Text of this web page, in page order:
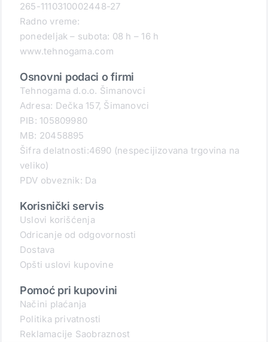
265-1110310002448-27
Radno vreme:
ponedeljak – subota: 08 h – 16 h
www.tehnogama.com
Osnovni podaci o firmi
Tehnogama d.o.o. Šimanovci
Adresa: Dečka 157, Šimanovci
PIB: 105809980
MB: 20458895
Šifra delatnosti:4690 (nespecijizovana trgovina na
veliko)
PDV obveznik: Da
Korisnički servis
Uslovi korišćenja
Odricanje od odgovornosti
Dostava
Opšti uslovi kupovine
Pomoć pri kupovini
Načini plaćanja
Politika privatnosti
Reklamacije Saobraznost